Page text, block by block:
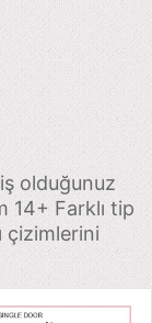
olduğunuz
14+ Farklı tip
çizimlerini